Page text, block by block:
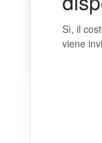
Sì, il
viene